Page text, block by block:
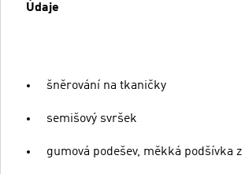
Údaje
šněrování na tkaničky
semišový svršek
gumová podešev, měkká podšívka z